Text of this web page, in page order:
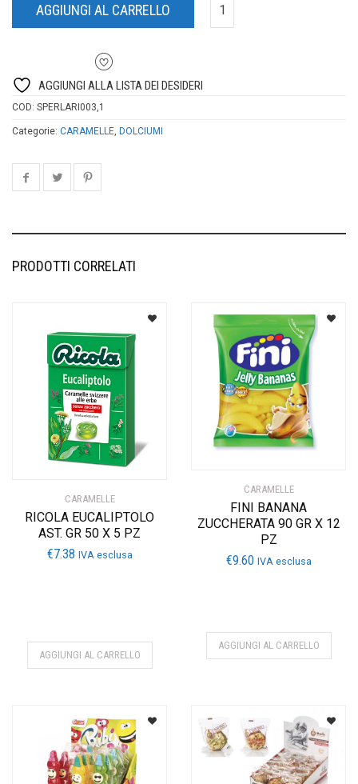
AGGIUNGI AL CARRELLO
AGGIUNGI ALLA LISTA DEI DESIDERI
COD: SPERLARI003,1
Categorie: CARAMELLE, DOLCIUMI
PRODOTTI CORRELATI
CARAMELLE
RICOLA EUCALIPTOLO
AST. GR 50 X 5 PZ
€7.38 IVA esclusa
AGGIUNGI AL CARRELLO
CARAMELLE
FINI BANANA
ZUCCHERATA 90 GR X 12
PZ
€9.60 IVA esclusa
AGGIUNGI AL CARRELLO